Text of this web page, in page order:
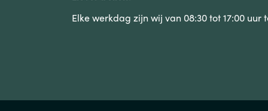
Elke werkdag zijn wij van 08:30 tot 17:00